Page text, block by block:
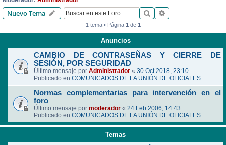
r
Nuevo Tema Buscar
1 tema • Página 1de 1
Anuncios
CAMBIO DE CONTRASEÑAS Y CIERRE DE
SESIÓN, POR SEGURIDAD
Último mensaje por Administrador « 30 Oct 2018, 23:10
Publicado en COMUNICADOS DE LA UNIÓN DE OFICIALES
Normas complementarias para intervención en el
foro
Último mensaje por moderador « 24 Feb 2006, 14:43
Publicado en COMUNICADOS DE LA UNIÓN DE OFICIALES
Temas